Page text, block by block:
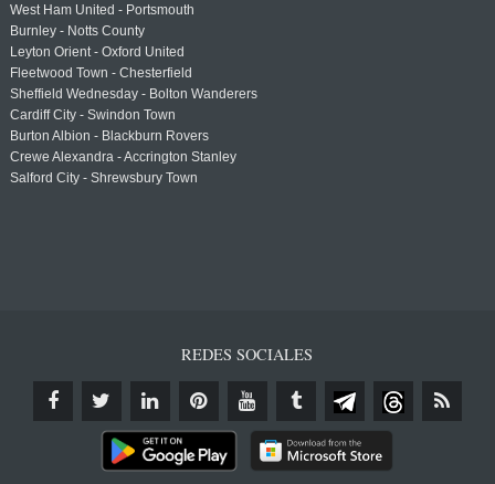
West Ham United - Portsmouth
Burnley - Notts County
Leyton Orient - Oxford United
Fleetwood Town - Chesterfield
Sheffield Wednesday - Bolton Wanderers
Cardiff City - Swindon Town
Burton Albion - Blackburn Rovers
Crewe Alexandra - Accrington Stanley
Salford City - Shrewsbury Town
REDES SOCIALES